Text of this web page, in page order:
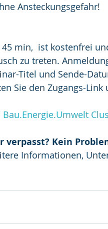
Ansteckungsgefahr!
45 min,  ist kostenfrei
zu treten.
Titel und Sende-
Sie den Zugangs-
verpasst? Kein
Informationen,